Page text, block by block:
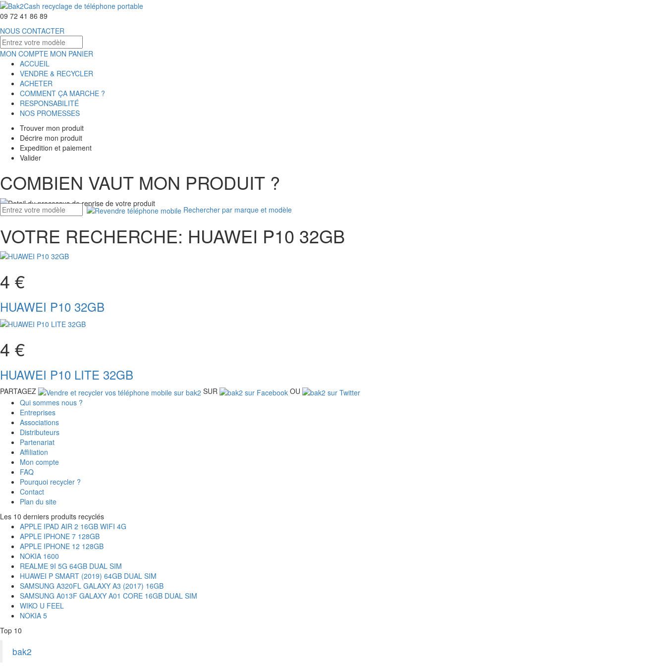
09 72 41 86 89
NOUS CONTACTER
MON COMPTE MON PANIER
ACCUEIL
VENDRE & RECYCLER
ACHETER
COMMENT ÇA MARCHE ?
RESPONSABILITÉ
NOS PROMESSES
Trouver mon produit
Décrire mon produit
Expedition et paiement
Valider
COMBIEN VAUT MON PRODUIT ?
Rechercher par marque et modèle
VOTRE RECHERCHE: HUAWEI P10 32GB
4 €
HUAWEI P10 32GB
4 €
HUAWEI P10 LITE 32GB
PARTAGEZ SUR
OU
Qui sommes nous ?
Entreprises
Associations
Distributeurs
Partenariat
Affiliation
Mon compte
FAQ
Pourquoi recycler ?
Contact
Plan du site
Les 10 derniers produits recyclés
APPLE IPAD AIR 2 16GB WIFI 4G
APPLE IPHONE 7 128GB
APPLE IPHONE 12 128GB
NOKIA 1600
REALME 9I 5G 64GB DUAL SIM
HUAWEI P SMART (2019) 64GB DUAL SIM
SAMSUNG A320FL GALAXY A3 (2017) 16GB
SAMSUNG A013F GALAXY A01 CORE 16GB DUAL SIM
WIKO U FEEL
NOKIA 5
Top 10
bak2